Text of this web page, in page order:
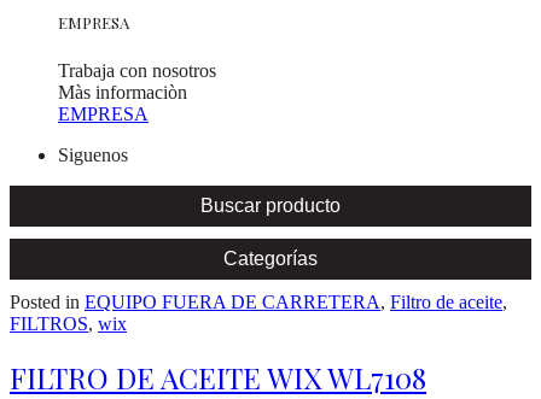
EMPRESA
Trabaja con nosotros
Màs informaciòn
EMPRESA
Siguenos
Buscar producto
Categorías
Posted in EQUIPO FUERA DE CARRETERA, Filtro de aceite,
FILTROS, wix
FILTRO DE ACEITE WIX WL7108